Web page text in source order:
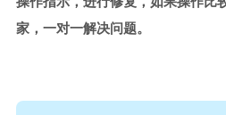
家，一对一解决问题。